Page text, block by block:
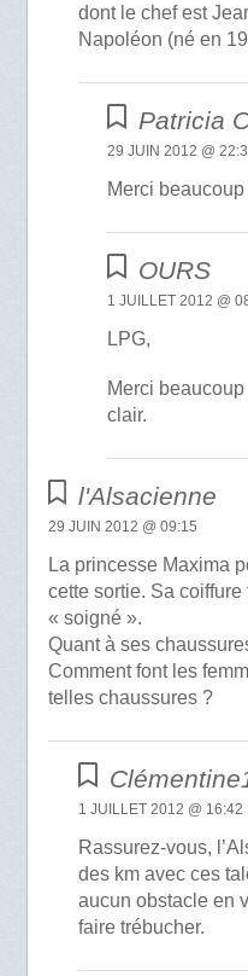
dont le chef est
Napoléon (né en
Patricia
29 JUIN 2012 @
Merci beaucoup
OURS
1 JUILLET 2012 @
LPG,
Merci
clair.
l'Alsacienne
29 JUIN 2012 @ 09:15
La princesse Maxima
cette sortie. Sa
« soigné ».
Quant à ses
Comment font les
telles chaussures ?
1 JUILLET 2012 @ 16:42
Rassurez-vous,
des km avec ces
aucun obstacle en
faire trébucher.